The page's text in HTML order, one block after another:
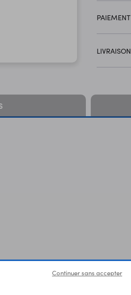
PAIEMENT
LIVRAISON
Continuer sans accepter